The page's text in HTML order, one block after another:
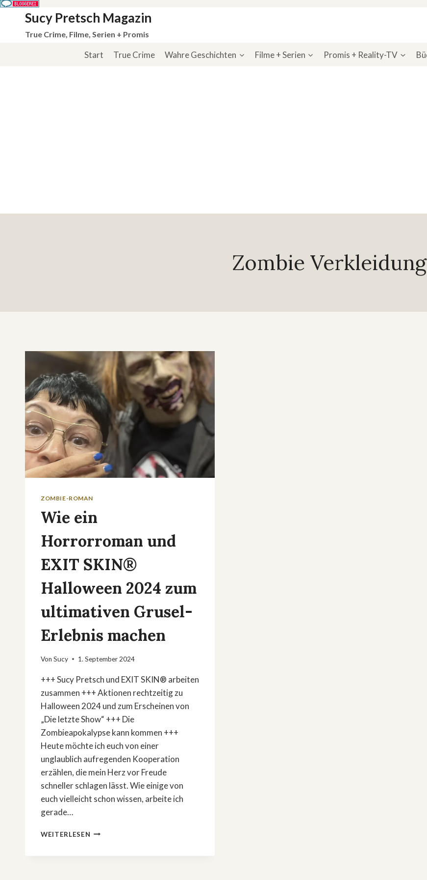
springen
Sucy Pretsch Magazin
True Crime, Filme, Serien + Promis
Start True Crime Wahre Geschichten Filme + Serien Promis + Reality-TV
Zombie Verkleidung
ZOMBIE-ROMAN
Wie ein
Horrorroman und
EXIT SKIN®
Halloween 2024 zum
ultimativen Grusel-
Erlebnis machen
Von Sucy 1. September 2024
+++ Sucy Pretsch und EXIT SKIN® arbeiten
zusammen +++ Aktionen rechtzeitig zu
Halloween 2024 und zum Erscheinen von
„Die letzte Show“ +++ Die
Zombieapokalypse kann kommen +++
Heute möchte ich euch von einer
unglaublich aufregenden Kooperation
erzählen, die mein Herz vor Freude
schneller schlagen lässt. Wie einige von
euch vielleicht schon wissen, arbeite ich
gerade…
WEITERLESEN WIE